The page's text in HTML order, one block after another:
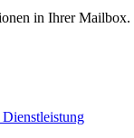
in Ihrer Mailbox.